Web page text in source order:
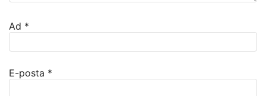
Ad *
E-posta *